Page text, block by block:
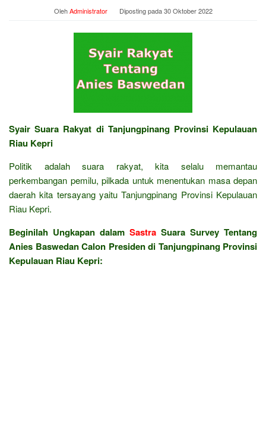
OlehAdministrator Diposting pada30 Oktober 2022
Syair Suara Rakyat di Tanjungpinang Provinsi Kepulauan
Riau Kepri
Politik adalah suara rakyat, kita selalu memantau
perkembangan pemilu, pilkada untuk menentukan masa depan
daerah kita tersayang yaitu Tanjungpinang Provinsi Kepulauan
Riau Kepri.
Beginilah Ungkapan dalam Sastra Suara Survey Tentang
Anies Baswedan Calon Presiden di Tanjungpinang Provinsi
Kepulauan Riau Kepri: